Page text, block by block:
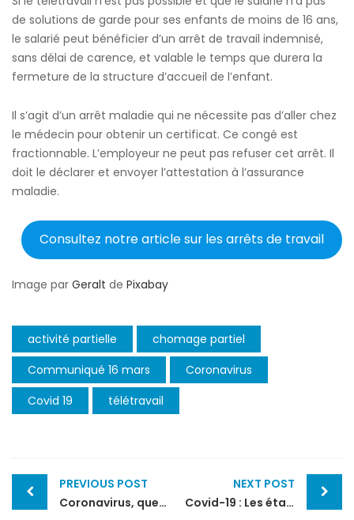
de solutions de garde pour ses enfants de moins de 16 ans,
le salarié peut bénéficier d’un arrêt de travail indemnisé,
sans délai de carence, et valable le temps que durera la
fermeture de la structure d’accueil de l’enfant.
Il s’agit d’un arrêt maladie qui ne nécessite pas d’aller chez
le médecin pour obtenir un certificat. Ce congé est
fractionnable. L’employeur ne peut pas refuser cet arrêt. Il
doit le déclarer et envoyer l’attestation à l’assurance
maladie.
Consultez notre article sur les arrêts de travail
Image par Geralt de Pixabay
activité partielle
chomage partiel
Communiqué 16 mars
Coronavirus
Covid 19
télétravail
Post
navigation
PREVIOUS POST
Coronavirus, quelles conséquences pour l’entreprise ?
NEXT POST
Covid-19 : Les établissements ouverts au public visés par la fermeture administrative obligatoire